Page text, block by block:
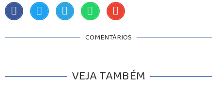
COMENTÁRIOS
VEJA TAMBÉM